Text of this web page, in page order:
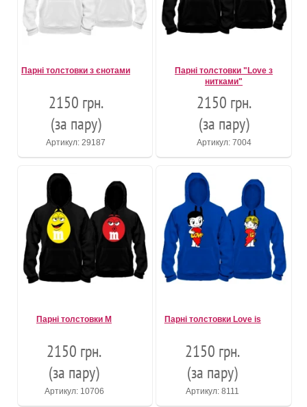
Парні толстовки з єнотами
2150 грн.
(за пару)
Артикул: 29187
Парні толстовки "Love з
нитками"
2150 грн.
(за пару)
Артикул: 7004
Парні толстовки M
2150 грн.
(за пару)
Артикул: 10706
Парні толстовки Love is
2150 грн.
(за пару)
Артикул: 8111